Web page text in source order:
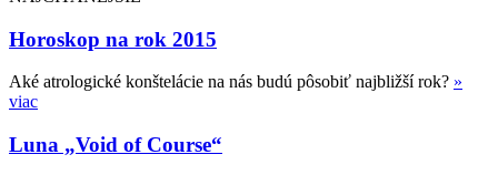
Horoskop na rok 2015
Aké atrologické konštelácie na nás budú pôsobiť najbližší rok? »
viac
Luna „Void of Course“